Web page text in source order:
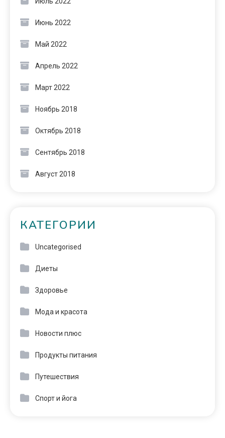
Июнь 2022
Май 2022
Апрель 2022
Март 2022
Ноябрь 2018
Октябрь 2018
Сентябрь 2018
Август 2018
КАТЕГОРИИ
Uncategorised
Диеты
Здоровье
Мода и красота
Новости плюс
Продукты питания
Путешествия
Спорт и йога